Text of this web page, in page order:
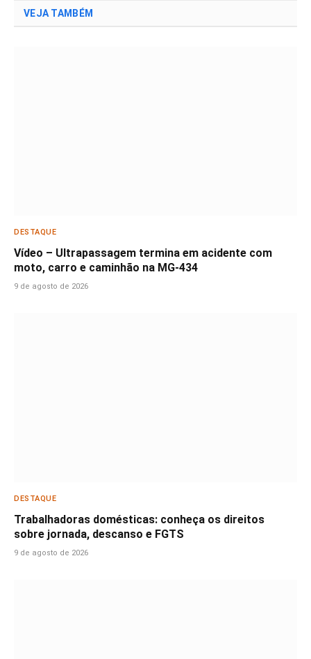
VEJA TAMBÉM
DESTAQUE
Vídeo – Ultrapassagem termina em acidente com
moto, carro e caminhão na MG-434
9 de agosto de 2026
DESTAQUE
Trabalhadoras domésticas: conheça os direitos
sobre jornada, descanso e FGTS
9 de agosto de 2026